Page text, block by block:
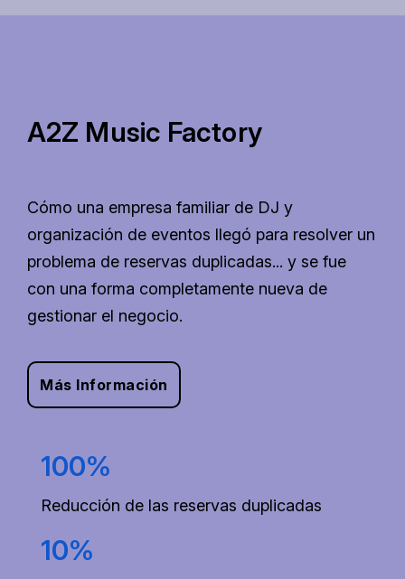
A2Z Music Factory
Cómo una empresa familiar de DJ y
organización de eventos llegó para resolver un
problema de reservas duplicadas... y se fue
con una forma completamente nueva de
gestionar el negocio.
Más Información
100%
Reducción de las reservas duplicadas
10%